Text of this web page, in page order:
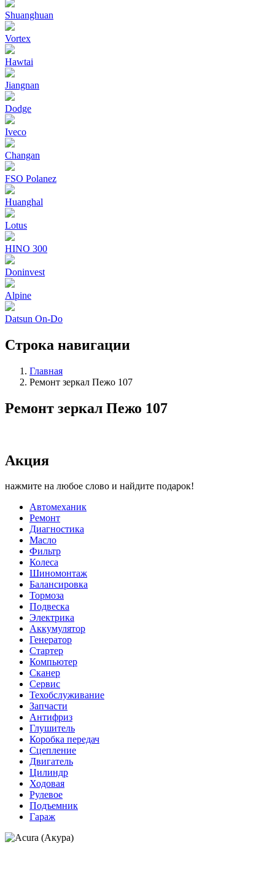
Shuanghuan
Vortex
Hawtai
Jiangnan
Dodge
Iveco
Changan
FSO Polanez
Huanghal
Lotus
HINO 300
Doninvest
Alpine
Datsun On-Do
Строка навигации
Главная
Ремонт зеркал Пежо 107
Ремонт зеркал Пежо 107
Акция
нажмите на любое слово и найдите подарок!
Автомеханик
Ремонт
Диагностика
Масло
Фильтр
Колеса
Шиномонтаж
Балансировка
Тормоза
Подвеска
Электрика
Аккумулятор
Генератор
Стартер
Компьютер
Сканер
Сервис
Техобслуживание
Запчасти
Антифриз
Глушитель
Коробка передач
Сцепление
Двигатель
Цилиндр
Ходовая
Рулевое
Подъемник
Гараж